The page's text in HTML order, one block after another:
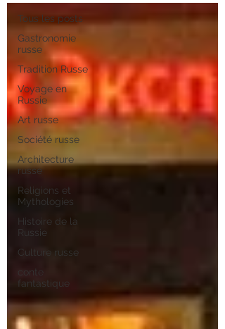
Tous les posts
Gastronomie
russe
Tradition Russe
Voyage en
Russie
Art russe
Société russe
Architecture
russe
Religions et
Mythologies
Histoire de la
Russie
Culture russe
conte
fantastique